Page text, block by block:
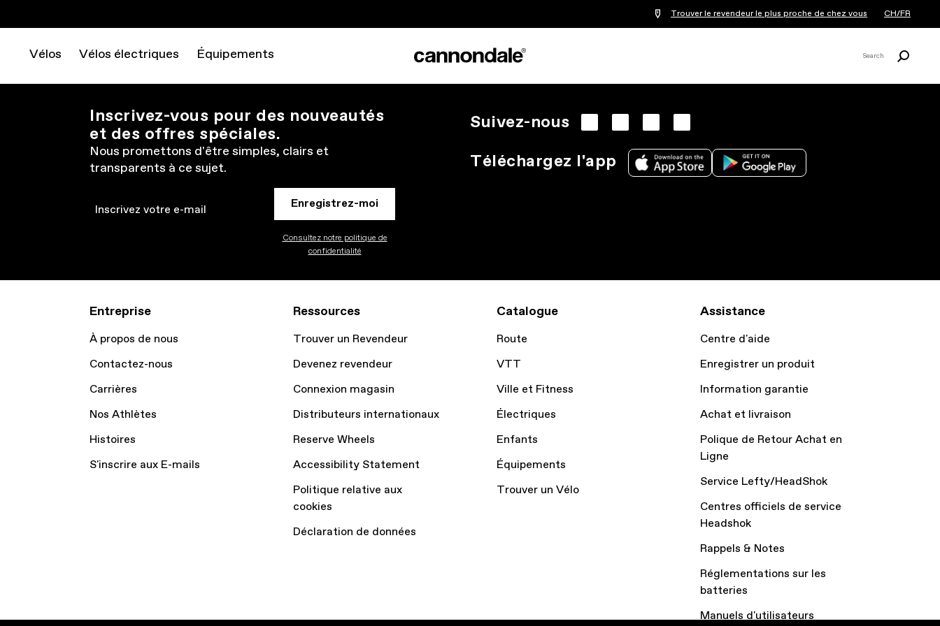
Trouver le revendeur le plus proche de chez vous CH/FR
Vélos Vélos électriques Équipements Search
Inscrivez-vous pour des nouveautés
et des offres spéciales.
Nous promettons d'être simples, clairs et
transparents à ce sujet.
Email Enregistrez-moi
Consultez notre politique de
confidentialité
Suivez-nous
Téléchargez l'app
Entreprise
À propos de nous
Contactez-nous
Carrières
Nos Athlètes
Histoires
S'inscrire aux E-mails
Ressources
Trouver un Revendeur
Devenez revendeur
Connexion magasin
Distributeurs internationaux
Reserve Wheels
Accessibility Statement
Politique relative aux
cookies
Déclaration de données
Catalogue
Route
VTT
Ville et Fitness
Électriques
Enfants
Équipements
Trouver un Vélo
Assistance
Centre d'aide
Enregistrer un produit
Information garantie
Achat et livraison
Polique de Retour Achat en
Ligne
Service Lefty/HeadShok
Centres officiels de service
Headshok
Rappels & Notes
Réglementations sur les
batteries
Manuels d'utilisateurs